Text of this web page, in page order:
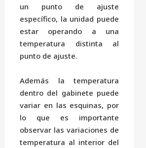
un punto de ajuste
específico, la unidad puede
estar operando a una
temperatura distinta al
punto de ajuste.
Además la temperatura
dentro del gabinete puede
variar en las esquinas, por
lo que es importante
observar las variaciones de
temperatura al interior del